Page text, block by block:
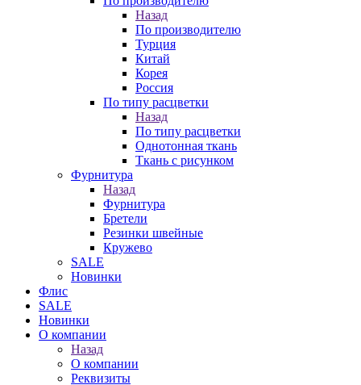
Назад
По производителю
Турция
Китай
Корея
Россия
По типу расцветки
Назад
По типу расцветки
Однотонная ткань
Ткань с рисунком
Фурнитура
Назад
Фурнитура
Бретели
Резинки швейные
Кружево
SALE
Новинки
Флис
SALE
Новинки
О компании
Назад
О компании
Реквизиты